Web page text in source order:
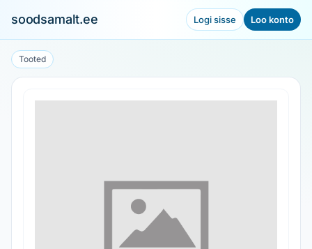
soodsamalt.ee Logi sisse Loo konto
Tooted